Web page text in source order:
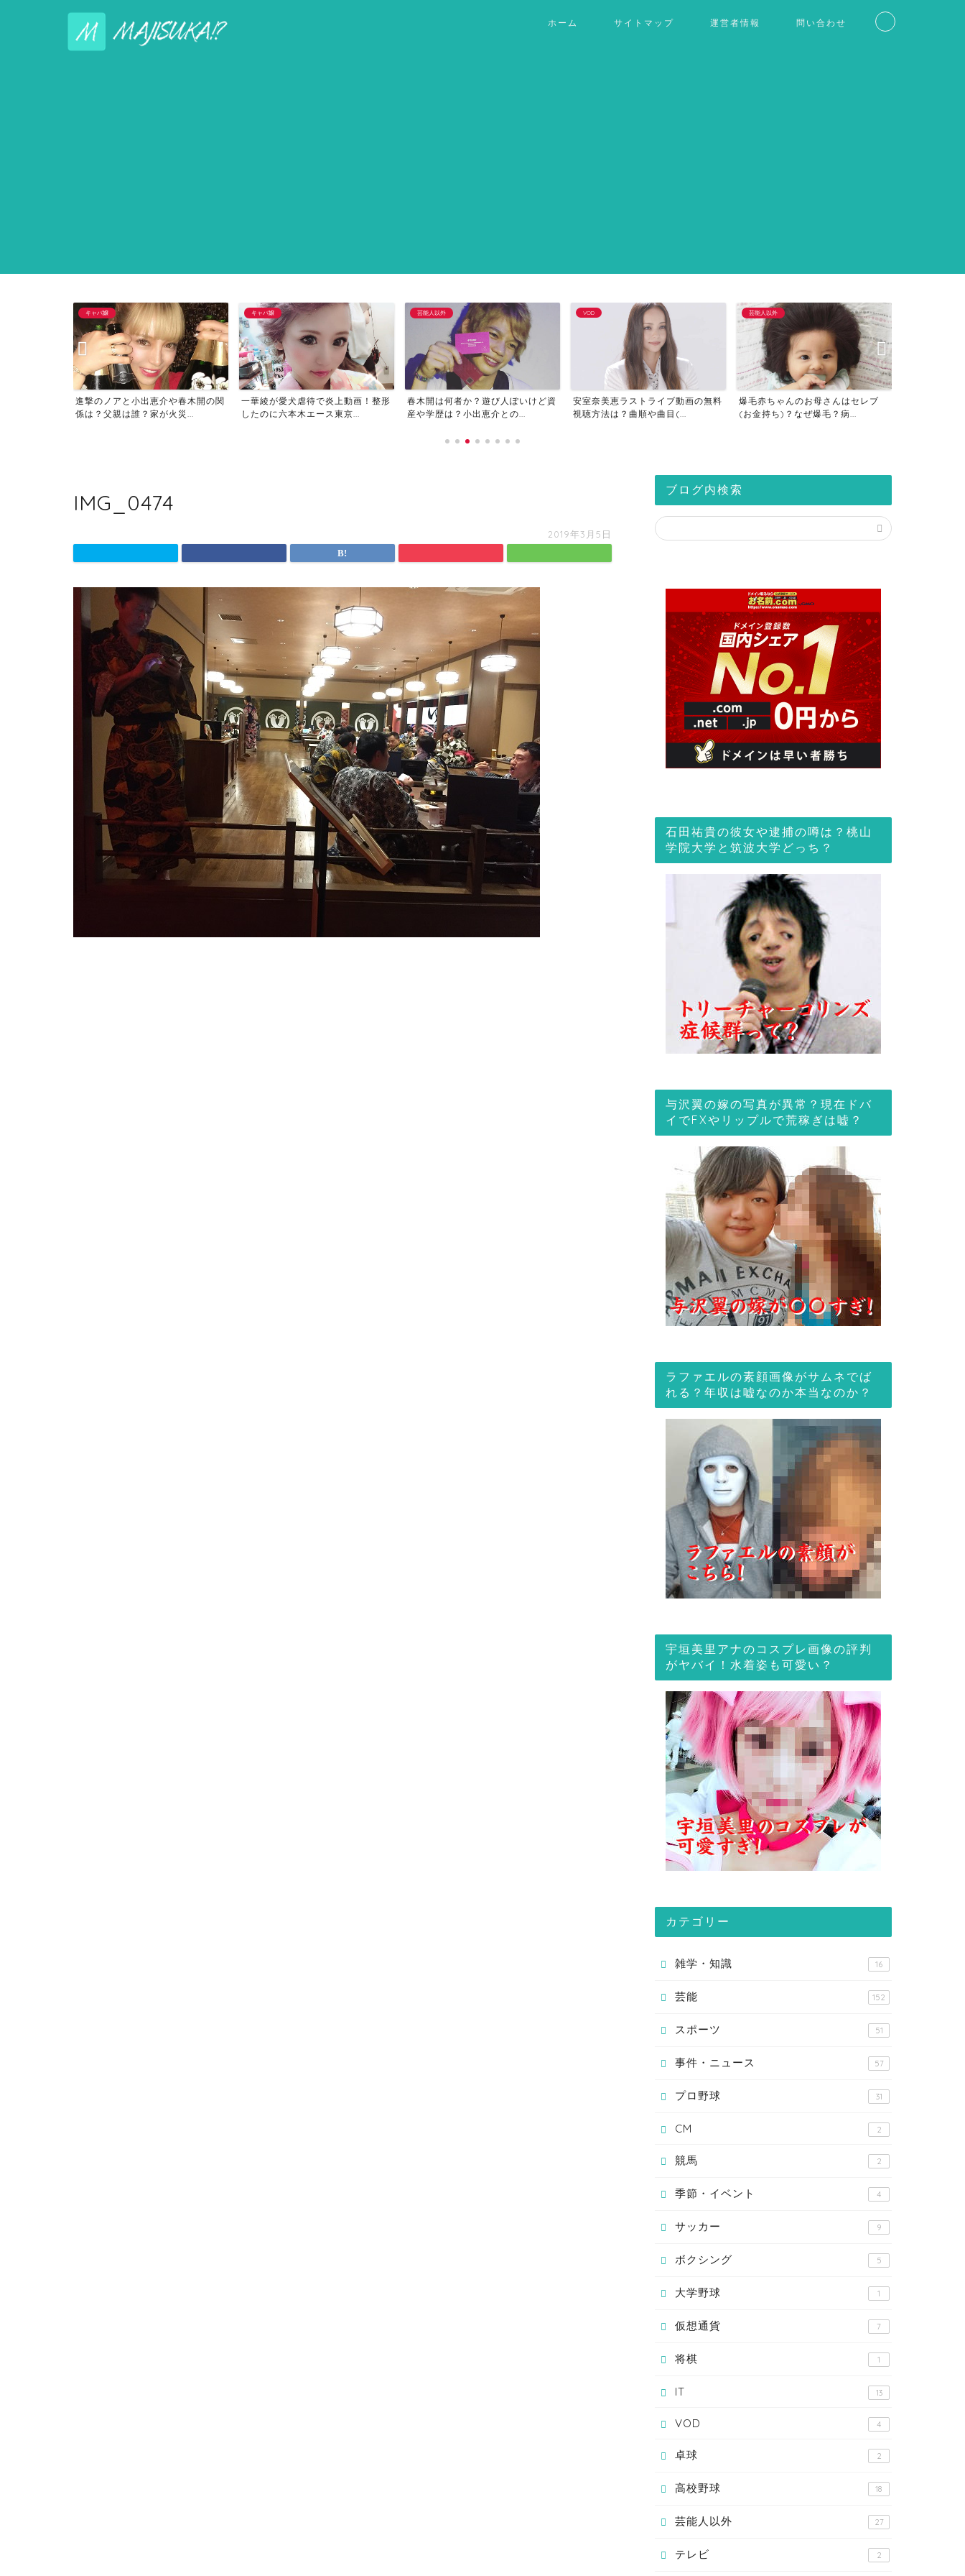
ホーム サイトマップ 運営者情報 問い合わせ
キャバ嬢
進撃のノアと小出恵介や春木開の関
係は？父親は誰？家が火災...
キャバ嬢
一華綾が愛犬虐待で炎上動画！整形
したのに六本木エース東京...
芸能人以外
春木開は何者か？遊び人ぽいけど資
産や学歴は？小出恵介との...
VOD
安室奈美恵ラストライブ動画の無料
視聴方法は？曲順や曲目(...
芸能人以外
爆毛赤ちゃんのお母さんはセレブ
(お金持ち)？なぜ爆毛？病...
IMG_0474
2019年3月5日
ブログ内検索
石田祐貴の彼女や逮捕の噂は？桃山
学院大学と筑波大学どっち？
与沢翼の嫁の写真が異常？現在ドバ
イでFXやリップルで荒稼ぎは嘘？
ラファエルの素顔画像がサムネでば
れる？年収は嘘なのか本当なのか？
宇垣美里アナのコスプレ画像の評判
がヤバイ！水着姿も可愛い？
カテゴリー
雑学・知識 16
芸能 152
スポーツ 51
事件・ニュース 57
プロ野球 31
CM 2
競馬 2
季節・イベント 4
サッカー 9
ボクシング 5
大学野球 1
仮想通貨 7
将棋 1
IT 13
VOD 4
卓球 2
高校野球 18
芸能人以外 27
テレビ 2